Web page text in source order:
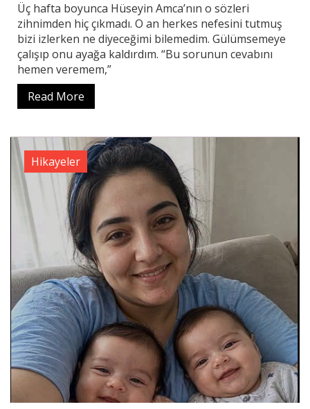
Üç hafta boyunca Hüseyin Amca’nın o sözleri
zihnimden hiç çıkmadı. O an herkes nefesini tutmuş
bizi izlerken ne diyeceğimi bilemedim. Gülümsemeye
çalışıp onu ayağa kaldırdım. “Bu sorunun cevabını
hemen veremem,”
Read More
Hikayeler